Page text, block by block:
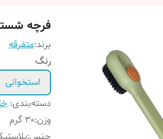
فرچه
برند:متفرقه
رنگ
استخوانی
دسته‌بندی:
وزن:30 گرم